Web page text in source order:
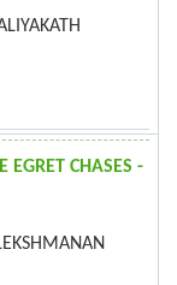
EGRET CHASES -